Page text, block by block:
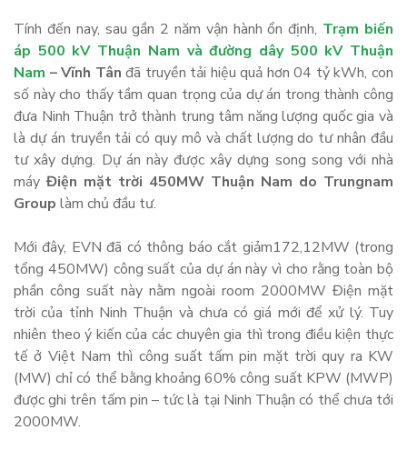
Tính đến nay, sau gần 2 năm vận hành ổn định, Trạm biến
áp 500 kV Thuận Nam và đường dây 500 kV Thuận
Nam – Vĩnh Tân đã truyền tải hiệu quả hơn 04 tỷ kWh, con
số này cho thấy tầm quan trọng của dự án trong thành công
đưa Ninh Thuận trở thành trung tâm năng lượng quốc gia và
là dự án truyền tải có quy mô và chất lượng do tư nhân đầu
tư xây dựng. Dự án này được xây dựng song song với nhà
máyĐiện mặt trời 450MW Thuận Nam do Trungnam
Group làm chủ đầu tư.
Mới đây, EVN đã có thông báo cắt giảm172,12MW (trong
tổng 450MW) công suất của dự án này vì cho rằng toàn bộ
phần công suất này nằm ngoài room 2000MW Điện mặt
trời của tỉnh Ninh Thuận và chưa có giá mới để xử lý. Tuy
nhiên theo ý kiến của các chuyên gia thì trong điều kiện thực
tế ở Việt Nam thì công suất tấm pin mặt trời quy ra KW
(MW) chỉ có thể bằng khoảng 60% công suất KPW (MWP)
được ghi trên tấm pin – tức là tại Ninh Thuận có thể chưa tới
2000MW.